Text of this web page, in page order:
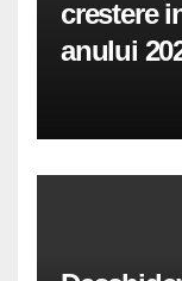
crestere
anului